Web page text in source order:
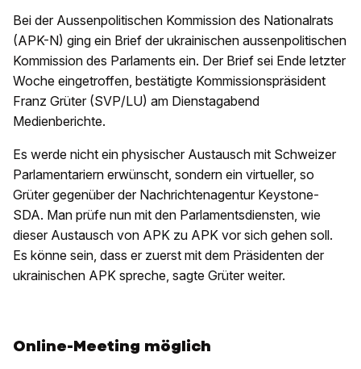
Bei der Aussenpolitischen Kommission des Nationalrats
(APK-N) ging ein Brief der ukrainischen aussenpolitischen
Kommission des Parlaments ein. Der Brief sei Ende letzter
Woche eingetroffen, bestätigte Kommissionspräsident
Franz Grüter (SVP/LU) am Dienstagabend
Medienberichte.
Es werde nicht ein physischer Austausch mit Schweizer
Parlamentariern erwünscht, sondern ein virtueller, so
Grüter gegenüber der Nachrichtenagentur Keystone-
SDA. Man prüfe nun mit den Parlamentsdiensten, wie
dieser Austausch von APK zu APK vor sich gehen soll.
Es könne sein, dass er zuerst mit dem Präsidenten der
ukrainischen APK spreche, sagte Grüter weiter.
Online-Meeting möglich